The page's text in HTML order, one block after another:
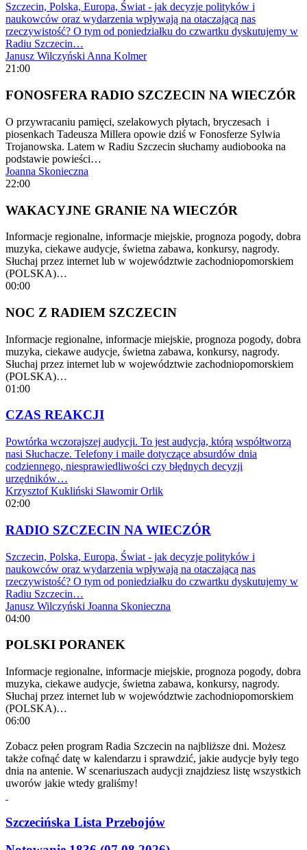
Szczecin, Polska, Europa, Świat - jak decyzje polityków i
naukowców oraz wydarzenia wpływają na otaczającą nas
rzeczywistość? O tym od poniedziałku do czwartku dyskutujemy w
Radiu Szczecin…
Janusz WilczyńskiAnna Kolmer
21:00
FONOSFERA RADIO SZCZECIN NA WIECZÓR
O przywracaniu pamięci, szelakowych płytach, bryczesach i
piosenkach Tadeusza Millera opowie dziś w Fonosferze Sylwia
Trojanowska. Latem w Radiu Szczecin słuchamy audiobooka na
podstawie powieści…
Joanna Skonieczna
22:00
WAKACYJNE GRANIE NA WIECZÓR
Informacje regionalne, informacje miejskie, prognoza pogody, dobra
muzyka, ciekawe audycje, świetna zabawa, konkursy, nagrody.
Słuchaj przez internet lub w województwie zachodniopomorskiem
(POLSKA)…
00:00
NOC Z RADIEM SZCZECIN
Informacje regionalne, informacje miejskie, prognoza pogody, dobra
muzyka, ciekawe audycje, świetna zabawa, konkursy, nagrody.
Słuchaj przez internet lub w województwie zachodniopomorskiem
(POLSKA)…
01:00
CZAS REAKCJI
Powtórka wczorajszej audycji. To jest audycja, którą współtworzą
nasi Słuchacze. Telefony i maile dotyczące absurdów dnia
codziennego, niesprawiedliwości czy błędnych decyzji
urzędników…
Krzysztof Kukliński Sławomir Orlik
02:00
RADIO SZCZECIN NA WIECZÓR
Szczecin, Polska, Europa, Świat - jak decyzje polityków i
naukowców oraz wydarzenia wpływają na otaczającą nas
rzeczywistość? O tym od poniedziałku do czwartku dyskutujemy w
Radiu Szczecin…
Janusz Wilczyński Joanna Skonieczna
04:00
POLSKI PORANEK
Informacje regionalne, informacje miejskie, prognoza pogody, dobra
muzyka, ciekawe audycje, świetna zabawa, konkursy, nagrody.
Słuchaj przez internet lub w województwie zachodniopomorskiem
(POLSKA)…
06:00
Zobacz pełen program Radia Szczecin na najbliższe dni. Możesz
także cofnąć datę w kalendarzu i sprawdzić, jakie audycje były tego
dnia na antenie. W scenariuszach audycji znajdziesz listę wszystkich
uworów jakie wtedy graliśmy!
Szczecińska Lista Przebojów